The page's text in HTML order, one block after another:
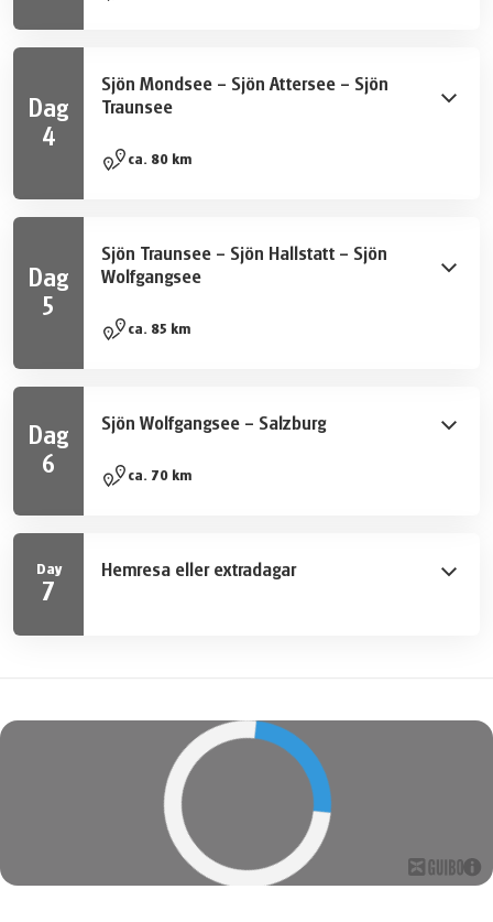
Mondsee, där du har möjlighet att besöka slottet och
Dag
4
Sjön Mondsee – Sjön Attersee – Sjön
Traunsee
Vackra cykelvägar tar dig längs sjöarna Mondsee och
("Fiskarpulpiten").
ca. 80 km
Dag
5
Sjön Traunsee – Sjön Hallstatt – Sjön
Wolfgangsee
Cykla längs Traunfloden via Bad Ischl till Hallstatt, där du
och St. Gilgen, Mozarts by.
ca. 85 km
Dag
6
Sjön Wolfgangsee – Salzburg
På sjunde dagen följer du cykelvägen till St. Gilgen,
du Tauern-cykelvägen till Salzburg. Strax innan Salzburg
ca. 70 km
Day
7
Hemresa eller extradagar